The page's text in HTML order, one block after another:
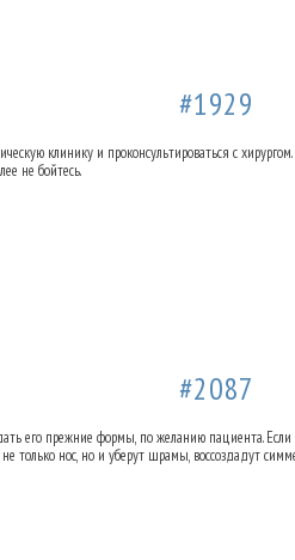
#1929
клинику и проконсультироваться с
не бойтесь.
#2087
его прежние формы, по желанию пациента.
только нос, но и уберут шрамы, воссоздадут